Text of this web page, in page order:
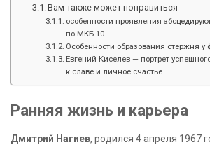
Вам также может понравиться
особенности проявления
по МКБ-10
Особенности образования стержня у
Евгений Киселев — портрет
к славе и личное счастье
Ранняя жизнь и карьера
Дмитрий Нагиев, родился 4 апреля 1967